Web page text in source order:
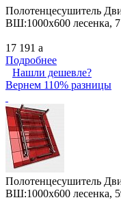
Полотенцесушитель
ВШ:1000х600 лесенка,
17 191 a
Подробнее
Нашли дешевле?
Вернем 110% разницы
Полотенцесушитель
ВШ:1000х600 лесенка,